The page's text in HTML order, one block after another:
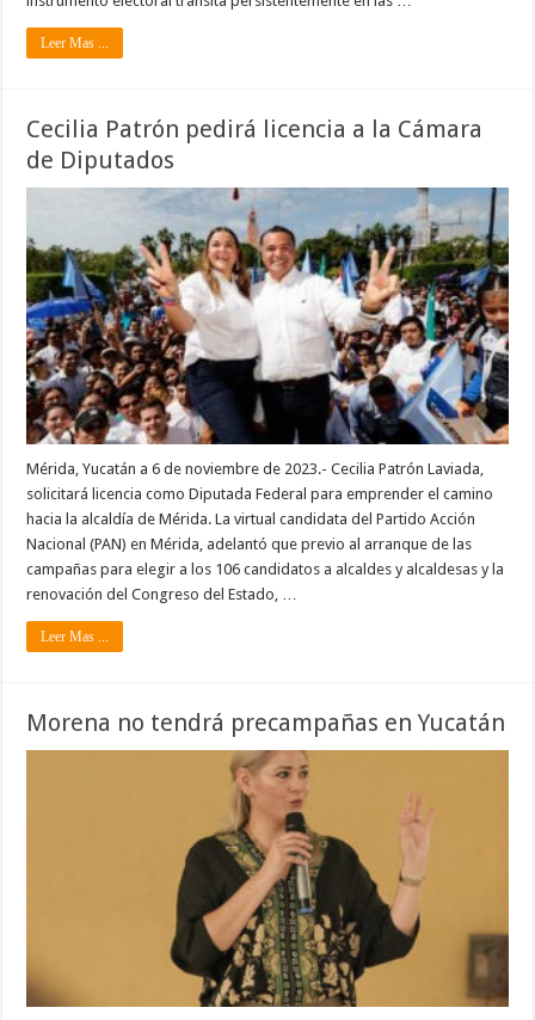
Leer Mas ...
Cecilia Patrón pedirá licencia a la Cámara
de Diputados
Mérida, Yucatán a 6 de noviembre de 2023.- Cecilia Patrón Laviada,
solicitará licencia como Diputada Federal para emprender el camino
hacia la alcaldía de Mérida. La virtual candidata del Partido Acción
Nacional (PAN) en Mérida, adelantó que previo al arranque de las
campañas para elegir a los 106 candidatos a alcaldes y alcaldesas y la
renovación del Congreso del Estado, …
Leer Mas ...
Morena no tendrá precampañas en Yucatán